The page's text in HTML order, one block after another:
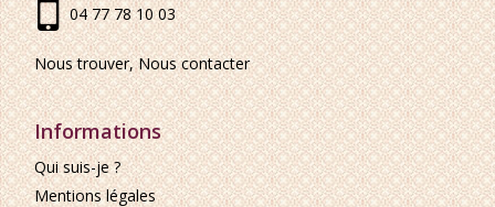
04 77 78 10 03
Nous trouver, Nous contacter
Informations
Qui suis-je ?
Mentions légales